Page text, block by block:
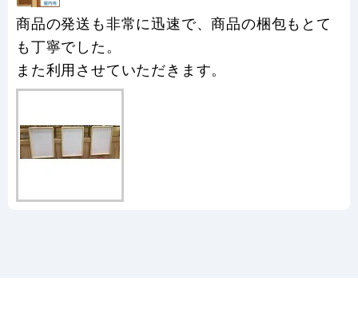
商品の発送も非常に迅速で、商品の梱包もとて
も丁寧でした。
また利用させていただきます。